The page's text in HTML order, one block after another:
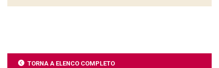
TORNA A ELENCO COMPLETO